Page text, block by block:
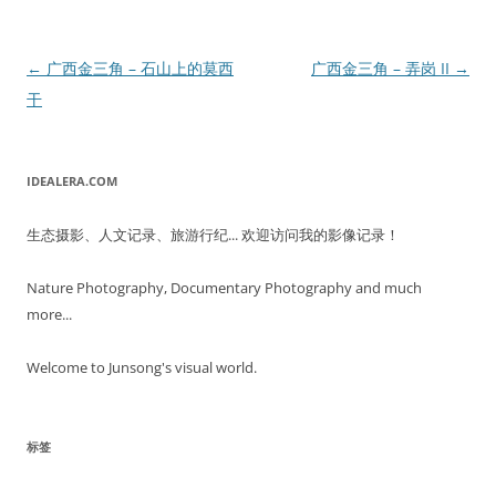
文
章
← 广西金三角 – 石山上的莫西
干
广西金三角 – 弄岗 II →
IDEALERA.COM
生态摄影、人文记录、旅游行纪... 欢迎访问我的影像记录！
Nature Photography, Documentary Photography and much
more...
Welcome to Junsong's visual world.
标签